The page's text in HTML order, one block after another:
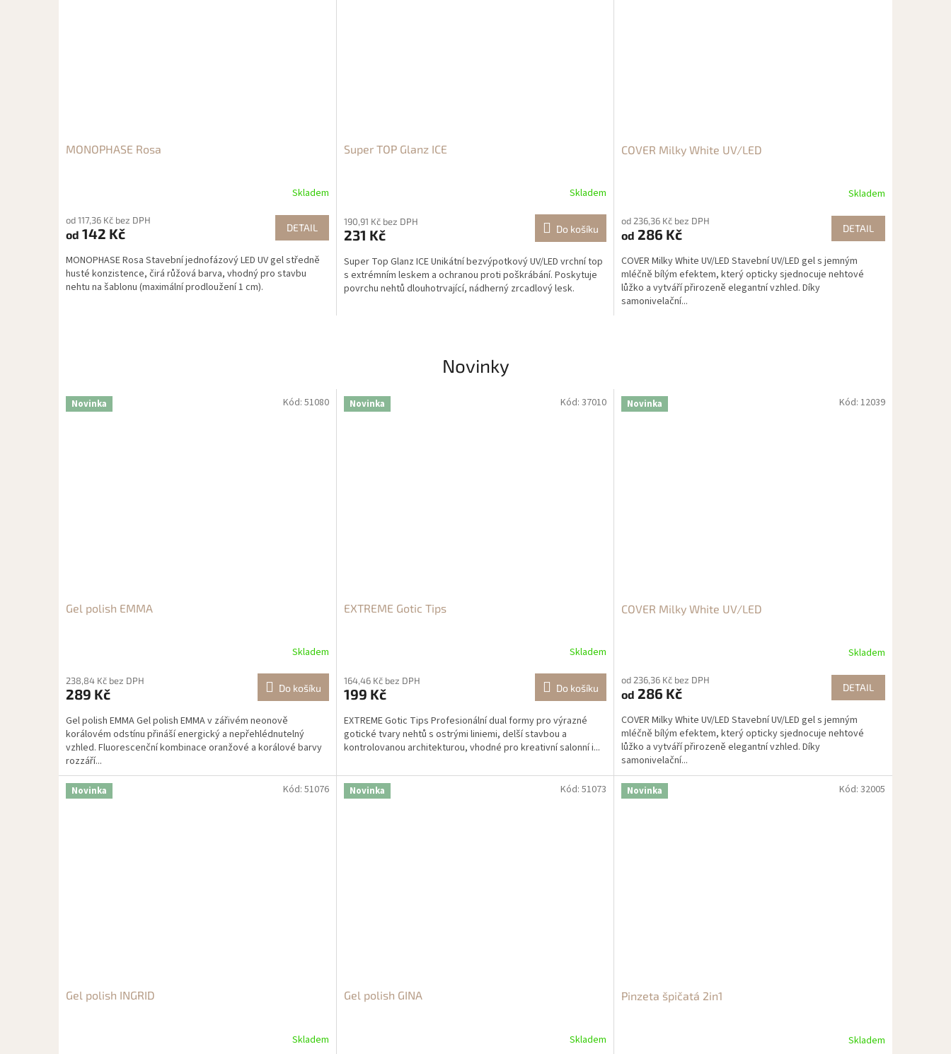
MONOPHASE Rosa
Skladem
od 117,36 Kč bez DPH
od 142 Kč DETAIL
MONOPHASE Rosa Stavební jednofázový LED UV gel středně
husté konzistence, čirá růžová barva, vhodný pro stavbu
nehtu na šablonu (maximální prodloužení 1 cm).
Super TOP Glanz ICE
Skladem
190,91 Kč bez DPH
231 Kč Do košíku
Super Top Glanz ICE Unikátní bezvýpotkový UV/LED vrchní top
s extrémním leskem a ochranou proti poškrábání. Poskytuje
povrchu nehtů dlouhotrvající, nádherný zrcadlový lesk.
COVER Milky White UV/LED
Skladem
od 236,36 Kč bez DPH
od 286 Kč DETAIL
COVER Milky White UV/LED Stavební UV/LED gel s jemným
mléčně bílým efektem, který opticky sjednocuje nehtové
lůžko a vytváří přirozeně elegantní vzhled. Díky
samonivelační...
Novinky
Novinka
Gel polish EMMA
Skladem
238,84 Kč bez DPH
289 Kč Do košíku
Gel polish EMMA Gel polish EMMA v zářivém neonově
korálovém odstínu přináší energický a nepřehlédnutelný
vzhled. Fluorescenční kombinace oranžové a korálové barvy
rozzáří...
Kód: 51080 Novinka
EXTREME Gotic Tips
Skladem
164,46 Kč bez DPH
199 Kč Do košíku
EXTREME Gotic Tips Profesionální dual formy pro výrazné
gotické tvary nehtů s ostrými liniemi, delší stavbou a
kontrolovanou architekturou, vhodné pro kreativní salonní i...
Kód:37010 Novinka
COVER Milky White UV/LED
Skladem
od 236,36 Kč bez DPH
od 286 Kč DETAIL
COVER Milky White UV/LED Stavební UV/LED gel s jemným
mléčně bílým efektem, který opticky sjednocuje nehtové
lůžko a vytváří přirozeně elegantní vzhled. Díky
samonivelační...
Kód: 12039
Novinka
Gel polish INGRID
Skladem
Kód: 51076 Novinka
Gel polish GINA
Skladem
Kód:51073 Novinka
Pinzeta špičatá 2in1
Skladem
Kód: 32005